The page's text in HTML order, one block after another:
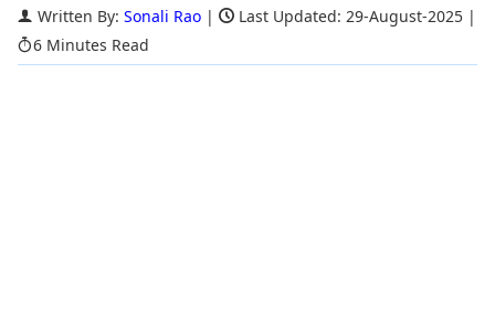
Written By: Sonali Rao | Last Updated: 29-August-2025 |
6 Minutes Read